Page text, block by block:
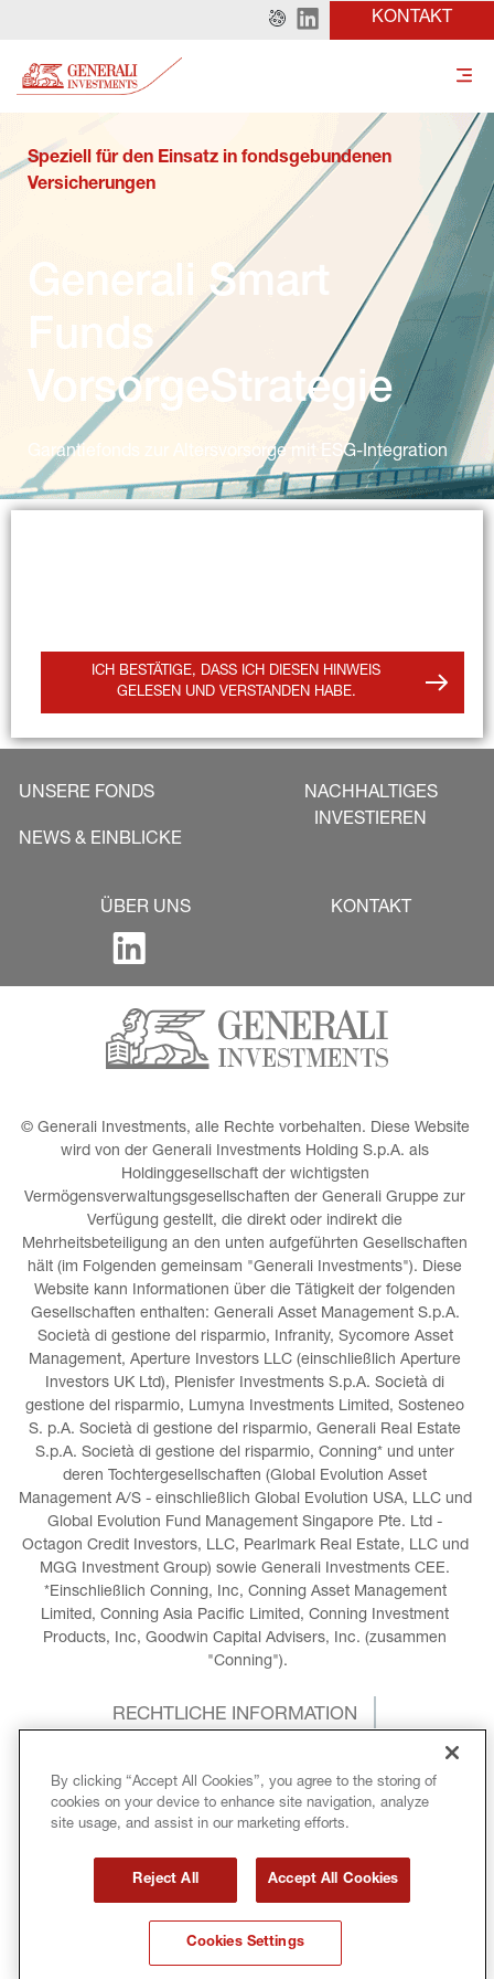
KONTAKT
Speziell für den Einsatz in fondsgebundenen
Versicherungen
Generali Smart
Funds
VorsorgeStrategie
Garantiefonds zur Altersvorsorge mit ESG-Integration
ICH BESTÄTIGE, DASS ICH DIESEN HINWEIS
GELESEN UND VERSTANDEN HABE.
UNSERE FONDS
NEWS & EINBLICKE
NACHHALTIGES
INVESTIEREN
ÜBER UNS KONTAKT
© Generali Investments, alle Rechte vorbehalten. Diese Website
wird von der Generali Investments Holding S.p.A. als
Holdinggesellschaft der wichtigsten
Vermögensverwaltungsgesellschaften der Generali Gruppe zur
Verfügung gestellt, die direkt oder indirekt die
Mehrheitsbeteiligung an den unten aufgeführten Gesellschaften
hält (im Folgenden gemeinsam "Generali Investments"). Diese
Website kann Informationen über die Tätigkeit der folgenden
Gesellschaften enthalten: Generali Asset Management S.p.A.
Società di gestione del risparmio, Infranity, Sycomore Asset
Management, Aperture Investors LLC (einschließlich Aperture
Investors UK Ltd), Plenisfer Investments S.p.A. Società di
gestione del risparmio, Lumyna Investments Limited, Sosteneo
S. p.A. Società di gestione del risparmio, Generali Real Estate
S.p.A. Società di gestione del risparmio, Conning* und unter
deren Tochtergesellschaften (Global Evolution Asset
Management A/S - einschließlich Global Evolution USA, LLC und
Global Evolution Fund Management Singapore Pte. Ltd -
Octagon Credit Investors, LLC, Pearlmark Real Estate, LLC und
MGG Investment Group) sowie Generali Investments CEE.
*Einschließlich Conning, Inc, Conning Asset Management
Limited, Conning Asia Pacific Limited, Conning Investment
Products, Inc, Goodwin Capital Advisers, Inc. (zusammen
"Conning").
RECHTLICHE INFORMATION
DATENSCHUTZRICHTLINIE
GESCHÄFTSBEDINGUNGEN
COPYRIGHT
By clicking “Accept All Cookies”, you agree to the storing of
cookies on your device to enhance site navigation, analyze
site usage, and assist in our marketing efforts.
Reject All Accept All Cookies
Cookies Settings